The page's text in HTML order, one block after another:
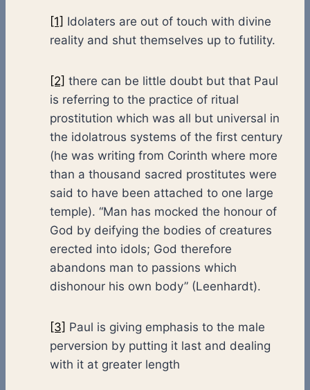
[1] Idolaters are out of touch with divine
reality and shut themselves up to futility.
[2] there can be little doubt but that Paul
is referring to the practice of ritual
prostitution which was all but universal in
the idolatrous systems of the first century
(he was writing from Corinth where more
than a thousand sacred prostitutes were
said to have been attached to one large
temple). “Man has mocked the honour of
God by deifying the bodies of creatures
erected into idols; God therefore
abandons man to passions which
dishonour his own body” (Leenhardt).
[3] Paul is giving emphasis to the male
perversion by putting it last and dealing
with it at greater length